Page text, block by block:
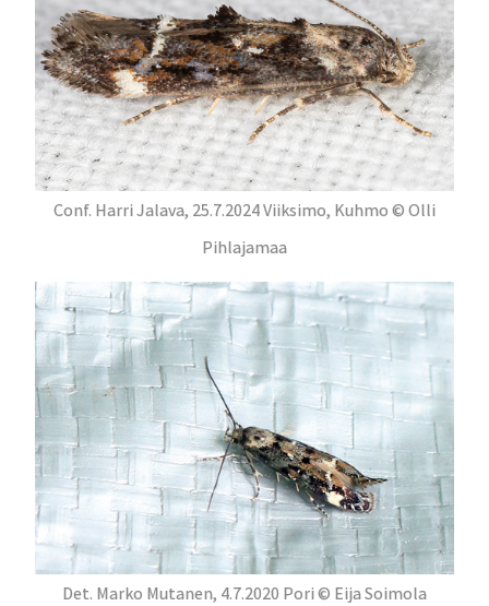
Conf. Harri Jalava, 25.7.2024 Viiksimo, Kuhmo © Olli
Pihlajamaa
Det. Marko Mutanen, 4.7.2020 Pori © Eija Soimola